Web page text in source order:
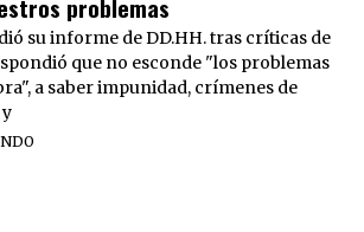
problemas
su informe de DD.HH. tras críticas de
que no esconde "los problemas
a saber impunidad, crímenes de